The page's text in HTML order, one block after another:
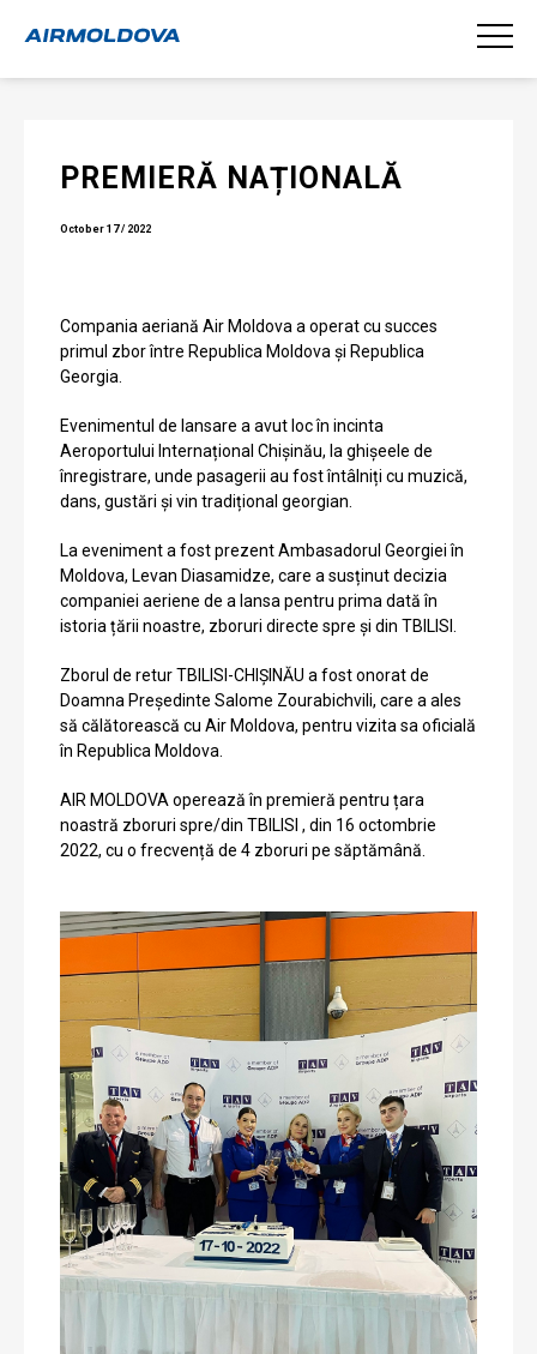
PREMIERĂ NAȚIONALĂ
October 17 / 2022
Compania aeriană Air Moldova a operat cu succes
primul zbor între Republica Moldova și Republica
Georgia.
Evenimentul de lansare a avut loc în incinta
Aeroportului Internațional Chișinău, la ghișeele de
înregistrare, unde pasagerii au fost întâlniți cu muzică,
dans, gustări și vin tradițional georgian.
La eveniment a fost prezent Ambasadorul Georgiei în
Moldova, Levan Diasamidze, care a susținut decizia
companiei aeriene de a lansa pentru prima dată în
istoria țării noastre, zboruri directe spre și din TBILISI.
Zborul de retur TBILISI-CHIȘINĂU a fost onorat de
Doamna Președinte Salome Zourabichvili, care a ales
să călătorească cu Air Moldova, pentru vizita sa oficială
în Republica Moldova.
AIR MOLDOVA operează în premieră pentru țara
noastră zboruri spre/din TBILISI , din 16 octombrie
2022, cu o frecvență de 4 zboruri pe săptămână.